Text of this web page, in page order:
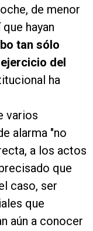
de menor
hayan
tan sólo
del
ha
varios
alarma "no
a los actos
que
caso, ser
que
aún a conocer